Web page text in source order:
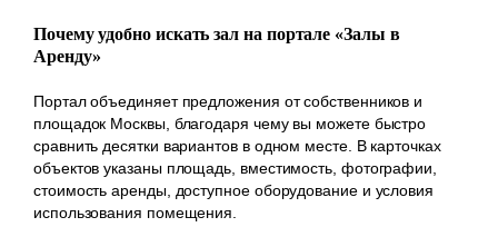
Почему удобно искать зал на портале «Залы в
Аренду»
Портал объединяет предложения от собственников и
площадок Москвы, благодаря чему вы можете быстро
сравнить десятки вариантов в одном месте. В карточках
объектов указаны площадь, вместимость, фотографии,
стоимость аренды, доступное оборудование и условия
использования помещения.